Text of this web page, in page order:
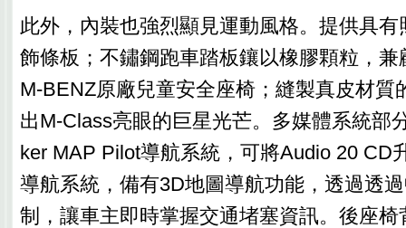
此外，內裝也強烈顯見運動風格。提供具
飾條板；不鏽鋼跑車踏板鑲以橡膠顆粒，
M-BENZ原廠兒童安全座椅；縫製真皮材質
出M-Class亮眼的巨星光芒。多媒體系統部
ker MAP Pilot導航系統，可將Audio 20 CD
導航系統，備有3D地圖導航功能，透過透
制，讓車主即時掌握交通堵塞資訊。後座